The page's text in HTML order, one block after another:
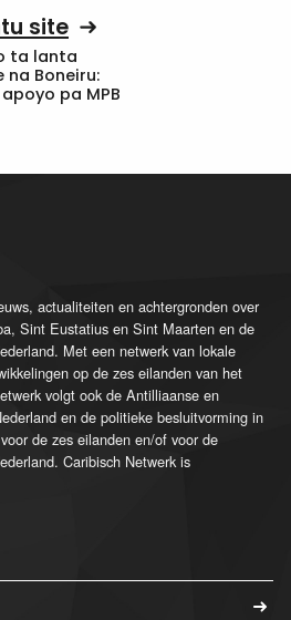
site
ta lanta
Boneiru:
pa MPB
actualiteiten en achtergronden over
Sint Eustatius en Sint Maarten en de
Met een netwerk van lokale
op de zes eilanden van het
volgt ook de Antilliaanse en
en de politieke besluitvorming in
de zes eilanden en/of voor de
Caribisch Netwerk is